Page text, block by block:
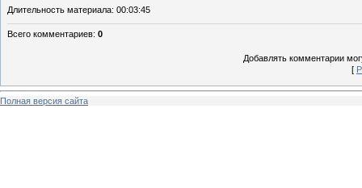
Длительность материала: 00:03:45
Всего комментариев: 0
Добавлять комментарии
[
Полная версия сайта